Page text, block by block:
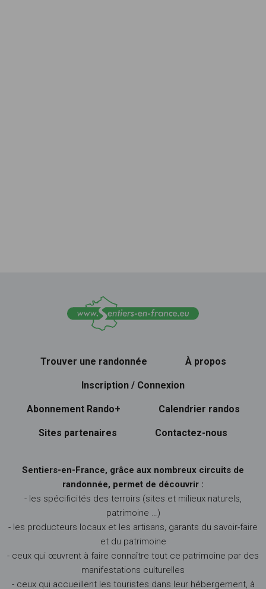
Trouver une randonnée À propos
Inscription / Connexion
Abonnement Rando+ Calendrier randos
Sites partenaires Contactez-nous
Sentiers-en-France, grâce aux nombreux circuits de
randonnée, permet de découvrir :
- les spécificités des terroirs (sites et milieux naturels,
patrimoine …)
- les producteurs locaux et les artisans, garants du savoir-faire
et du patrimoine
- ceux qui œuvrent à faire connaître tout ce patrimoine par des
manifestations culturelles
- ceux qui accueillent les touristes dans leur hébergement, à